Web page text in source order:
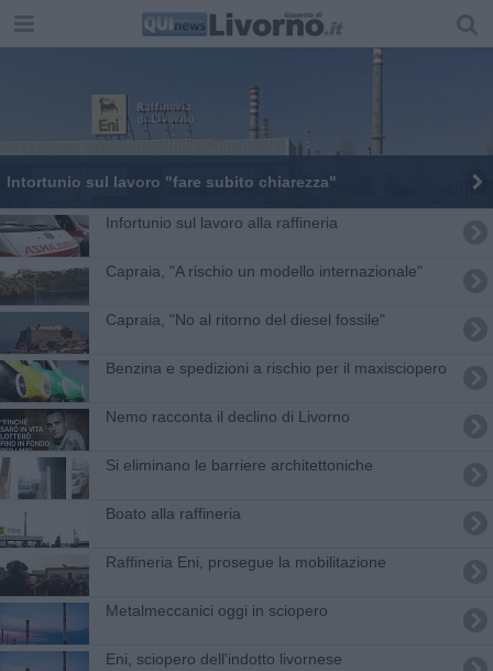
Intortunio sul lavoro "fare subito chiarezza"
Infortunio sul lavoro alla raffineria
Capraia, "A rischio un modello internazionale"
Capraia, "No al ritorno del diesel fossile"
Benzina e spedizioni a rischio per il maxisciopero
Nemo racconta il declino di Livorno
Si eliminano le barriere architettoniche
Boato alla raffineria
Raffineria Eni, prosegue la mobilitazione
Metalmeccanici oggi in sciopero
Eni, sciopero dell'indotto livornese